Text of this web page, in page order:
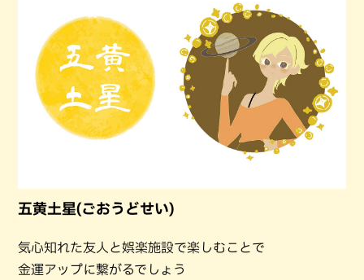
五黄土星(ごおうどせい)
気心知れた友人と娯楽施設で楽しむことで
金運アップに繋がるでしょう